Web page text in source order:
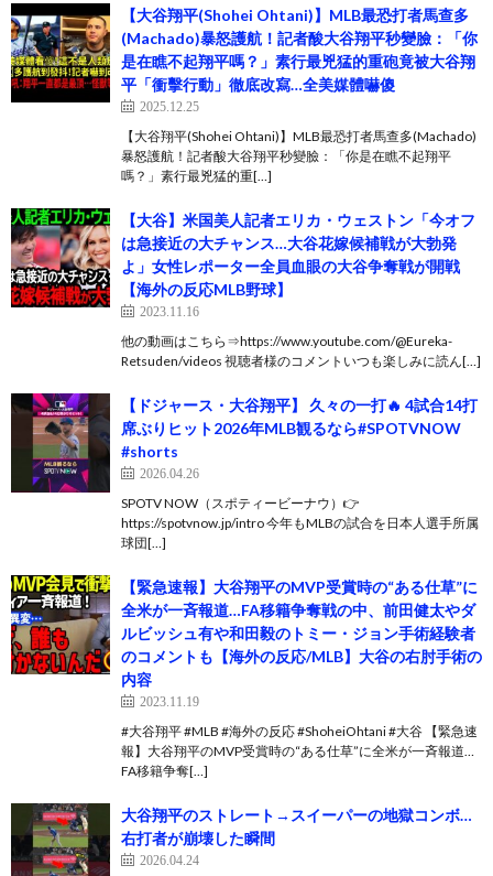
【大谷翔平(Shohei Ohtani)】MLB最恐打者馬查多
(Machado)暴怒護航！記者酸大谷翔平秒變臉：「你
是在瞧不起翔平嗎？」素行最兇猛的重砲竟被大谷翔
平「衝擊行動」徹底改寫…全美媒體嚇傻
2025.12.25
【大谷翔平(Shohei Ohtani)】MLB最恐打者馬查多(Machado)
暴怒護航！記者酸大谷翔平秒變臉：「你是在瞧不起翔平
嗎？」素行最兇猛的重[…]
【大谷】米国美人記者エリカ・ウェストン「今オフ
は急接近の大チャンス…大谷花嫁候補戦が大勃発
よ」女性レポーター全員血眼の大谷争奪戦が開戦
【海外の反応MLB野球】
2023.11.16
他の動画はこちら⇒https://www.youtube.com/@Eureka-
Retsuden/videos 視聴者様のコメントいつも楽しみに読ん[…]
【ドジャース・大谷翔平】 久々の一打🔥 4試合14打
席ぶりヒット2026年MLB観るなら#SPOTVNOW
#shorts
2026.04.26
SPOTV NOW（スポティービーナウ）👉
https://spotvnow.jp/intro 今年もMLBの試合を日本人選手所属
球団[…]
【緊急速報】大谷翔平のMVP受賞時の“ある仕草”に
全米が一斉報道…FA移籍争奪戦の中、前田健太やダ
ルビッシュ有や和田毅のトミー・ジョン手術経験者
のコメントも【海外の反応/MLB】大谷の右肘手術の
内容
2023.11.19
#大谷翔平 #MLB #海外の反応 #ShoheiOhtani #大谷 【緊急速
報】大谷翔平のMVP受賞時の“ある仕草”に全米が一斉報道…
FA移籍争奪[…]
大谷翔平のストレート→スイーパーの地獄コンボ…
右打者が崩壊した瞬間
2026.04.24